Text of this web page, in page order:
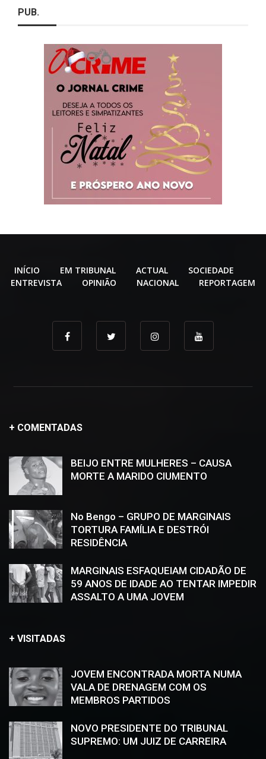
PUB.
INÍCIO EM TRIBUNAL ACTUAL
SOCIEDADE
ENTREVISTA
OPINIÃO NACIONAL REPORTAGEM
+ COMENTADAS
BEIJO ENTRE MULHERES – CAUSA
MORTE A MARIDO CIUMENTO
No Bengo – GRUPO DE MARGINAIS
TORTURA FAMÍLIA E DESTRÓI
RESIDÊNCIA
MARGINAIS ESFAQUEIAM CIDADÃO DE
59 ANOS DE IDADE AO TENTAR IMPEDIR
ASSALTO A UMA JOVEM
+ VISITADAS
JOVEM ENCONTRADA MORTA NUMA
VALA DE DRENAGEM COM OS
MEMBROS PARTIDOS
NOVO PRESIDENTE DO TRIBUNAL
SUPREMO: UM JUIZ DE CARREIRA